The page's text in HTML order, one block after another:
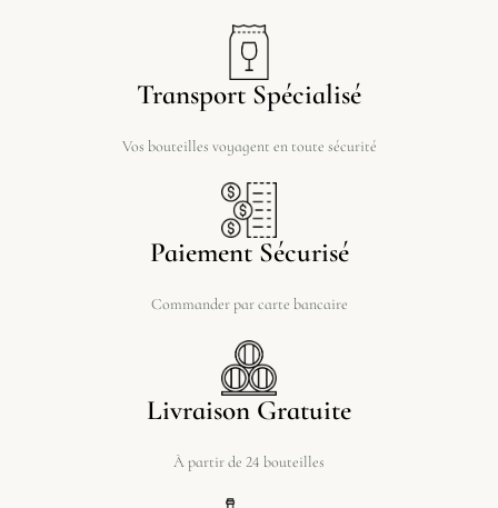
Transport Spécialisé
Vos bouteilles voyagent en toute sécurité
Paiement Sécurisé
Commander par carte bancaire
Livraison Gratuite
À partir de 24 bouteilles